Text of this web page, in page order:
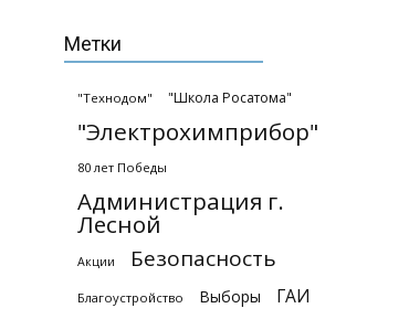
Метки
"Технодом" "Школа Росатома"
"Электрохимприбор"
80 лет Победы
Администрация г.
Лесной
Акции Безопасность
Благоустройство Выборы ГАИ